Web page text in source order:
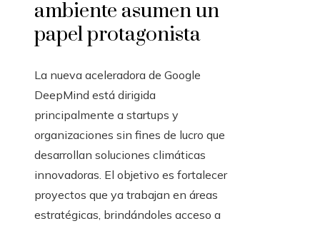
ambiente asumen un
papel protagonista
La nueva aceleradora de Google
DeepMind está dirigida
principalmente a startups y
organizaciones sin fines de lucro que
desarrollan soluciones climáticas
innovadoras. El objetivo es fortalecer
proyectos que ya trabajan en áreas
estratégicas, brindándoles acceso a